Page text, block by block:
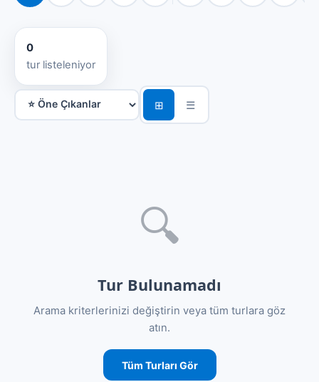
0
tur listeleniyor
⊞ ☰
🔍
Tur Bulunamadı
Arama kriterlerinizi değiştirin veya tüm turlara göz
atın.
Tüm Turları Gör